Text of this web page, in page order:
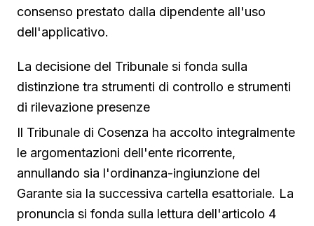
consenso prestato dalla dipendente all'uso
dell'applicativo.
La decisione del Tribunale si fonda sulla
distinzione tra strumenti di controllo e strumenti
di rilevazione presenze
Il Tribunale di Cosenza ha accolto integralmente
le argomentazioni dell'ente ricorrente,
annullando sia l'ordinanza-ingiunzione del
Garante sia la successiva cartella esattoriale. La
pronuncia si fonda sulla lettura dell'articolo 4